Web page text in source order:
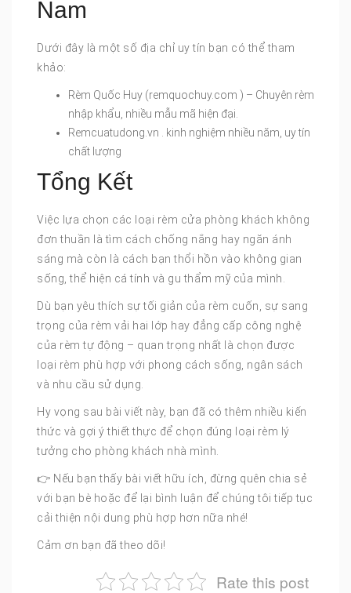
Nam
Dưới đây là một số địa chỉ uy tín bạn có thể tham
khảo:
Rèm Quốc Huy (remquochuy.com ) – Chuyên rèm
nhập khẩu, nhiều mẫu mã hiện đại.
Remcuatudong.vn . kinh nghiệm nhiều năm, uy tín
chất lượng
Tổng Kết
Việc lựa chọn các loại rèm cửa phòng khách không
đơn thuần là tìm cách chống nắng hay ngăn ánh
sáng mà còn là cách bạn thổi hồn vào không gian
sống, thể hiện cá tính và gu thẩm mỹ của mình.
Dù bạn yêu thích sự tối giản của rèm cuốn, sự sang
trọng của rèm vải hai lớp hay đẳng cấp công nghệ
của rèm tự động – quan trọng nhất là chọn được
loại rèm phù hợp với phong cách sống, ngân sách
và nhu cầu sử dụng.
Hy vọng sau bài viết này, bạn đã có thêm nhiều kiến
thức và gợi ý thiết thực để chọn đúng loại rèm lý
tưởng cho phòng khách nhà mình.
👉 Nếu bạn thấy bài viết hữu ích, đừng quên chia sẻ
với bạn bè hoặc để lại bình luận để chúng tôi tiếp tục
cải thiện nội dung phù hợp hơn nữa nhé!
Cảm ơn bạn đã theo dõi!
Rate this post